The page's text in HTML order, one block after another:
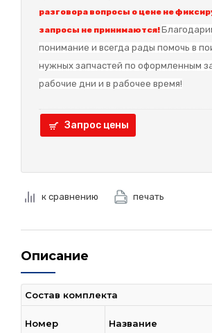
разговора вопросы о цене не
запросы не принимаются!
понимание и всегда рады помочь в
нужных запчастей по оформленным
рабочие дни и в рабочее время!
Запрос цены
к сравнению печать
Описание
Состав комплекта
Номер Название